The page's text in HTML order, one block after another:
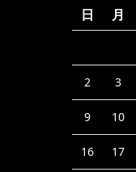
日
月
2 3
9 10
16 17